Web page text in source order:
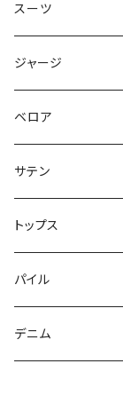
スーツ
ジャージ
ベロア
サテン
トップス
パイル
デニム